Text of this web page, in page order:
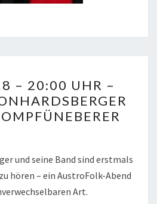
–
20:00
UHR
STEFAN
LEONHARDSBERGER
UND
– 20:00 UHR –
und seine Band sind erstmals
hören – ein AustroFolk-Abend
Art.